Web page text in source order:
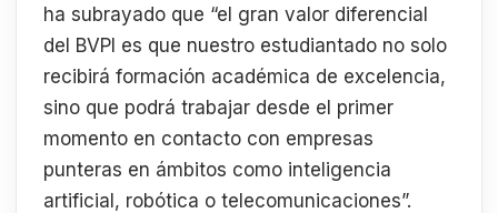
ha subrayado que “el gran valor diferencial
del BVPI es que nuestro estudiantado no solo
recibirá formación académica de excelencia,
sino que podrá trabajar desde el primer
momento en contacto con empresas
punteras en ámbitos como inteligencia
artificial, robótica o telecomunicaciones”.